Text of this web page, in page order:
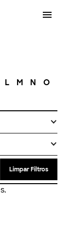
L M N O
Limpar Filtros